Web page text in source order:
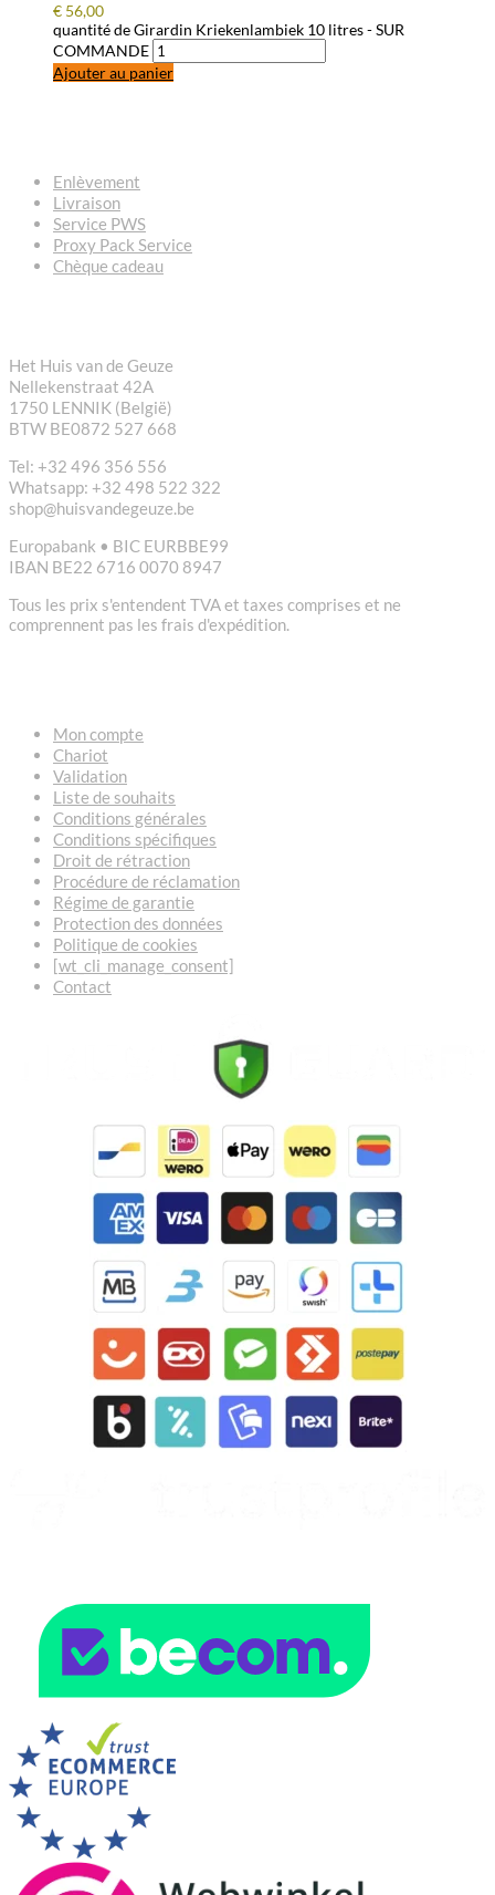
€ 56,00
quantité de Girardin Kriekenlambiek 10 litres - SUR
COMMANDE
Ajouter au panier
Enlèvement
Livraison
Service PWS
Proxy Pack Service
Chèque cadeau
Het Huis van de Geuze
Nellekenstraat 42A
1750 LENNIK (België)
BTW BE0872 527 668
Tel: +32 496 356 556
Whatsapp: +32 498 522 322
shop@huisvandegeuze.be
Europabank • BIC EURBBE99
IBAN BE22 6716 0070 8947
Tous les prix s'entendent TVA et taxes comprises et ne
comprennent pas les frais d'expédition.
Mon compte
Chariot
Validation
Liste de souhaits
Conditions générales
Conditions spécifiques
Droit de rétraction
Procédure de réclamation
Régime de garantie
Protection des données
Politique de cookies
[wt_cli_manage_consent]
Contact